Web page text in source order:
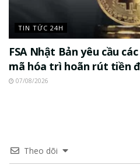
TIN TỨC 24H
FSA Nhật Bản yêu cầu
mã hóa trì hoãn rút tiền
07/08/2026
Theo dõi